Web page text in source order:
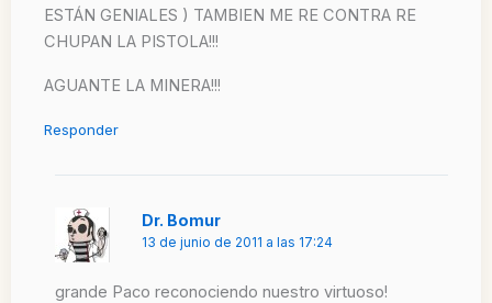
ESTÁN GENIALES ) TAMBIEN ME RE CONTRA RE
CHUPAN LA PISTOLA!!!
AGUANTE LA MINERA!!!
Responder
Dr. Bomur
13 de junio de 2011 a las 17:24
grande Paco reconociendo nuestro virtuoso!